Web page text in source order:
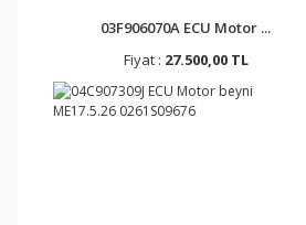
03F906070A ECU Motor ...
Fiyat : 27.500,00 TL